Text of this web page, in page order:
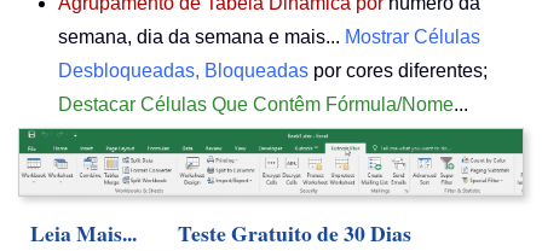
semana, dia da semana e mais... Mostrar Células
Desbloqueadas, Bloqueadas por cores diferentes;
Destacar Células Que Contêm Fórmula/Nome...
Leia Mais...
Teste Gratuito de 30 Dias